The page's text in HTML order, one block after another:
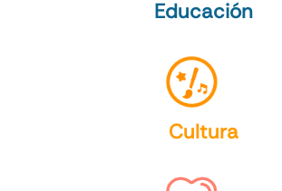
Educación
Cultura